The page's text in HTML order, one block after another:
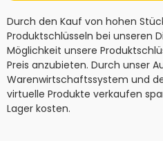
Durch den Kauf von hohen
Produktschlüsseln bei unseren
Möglichkeit unsere
Preis anzubieten. Durch unser
Warenwirtschaftssystem und
virtuelle Produkte verkaufen
Lager kosten.